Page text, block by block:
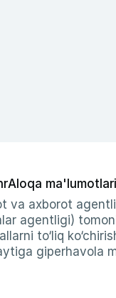
Aloqa ma'lumotlari
va axborot
agentligi)
to‘liq
giperhavola